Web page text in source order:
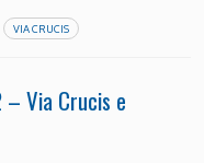
VIA CRUCIS
– Via Crucis e